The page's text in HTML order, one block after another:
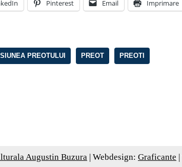
Pinterest Email Imprimare
PREOTULUI PREOT PREOTI
Augustin Buzura | Webdesign: Graficante